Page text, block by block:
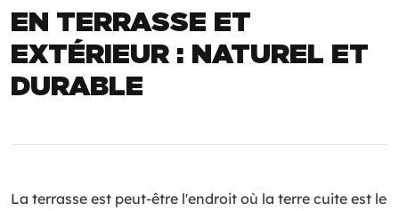
EN TERRASSE ET
EXTÉRIEUR : NATUREL ET
DURABLE
La terrasse est peut-être l'endroit où la terre cuite est le